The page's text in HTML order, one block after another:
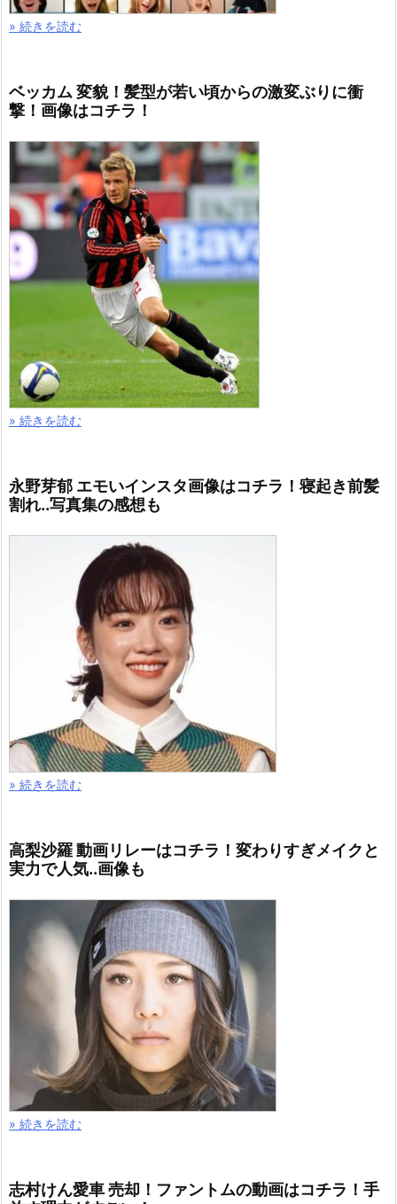
» 続きを読む
ベッカム 変貌！髪型が若い頃からの激変ぶりに衝
撃！画像はコチラ！
» 続きを読む
永野芽郁 エモいインスタ画像はコチラ！寝起き前髪
割れ..写真集の感想も
» 続きを読む
高梨沙羅 動画リレーはコチラ！変わりすぎメイクと
実力で人気..画像も
» 続きを読む
志村けん愛車 売却！ファントムの動画はコチラ！手